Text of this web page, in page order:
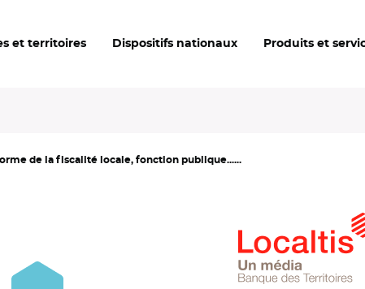
et territoires Dispositifs nationaux Produits et
de la fiscalité locale, fonction publique......